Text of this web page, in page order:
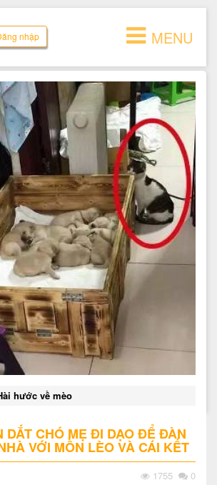
nhập
hước về mèo
DẮT CHÓ MẸ ĐI DẠO ĐỂ ĐÀN
VỚI MỒN LÈO VÀ CÁI KẾT
1755 0
MENU